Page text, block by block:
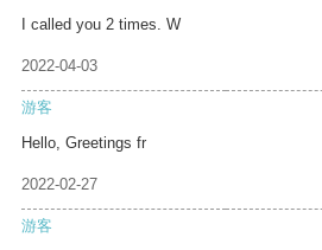
I called you 2 times. W
2022-04-03
游客
Hello, Greetings fr
2022-02-27
游客